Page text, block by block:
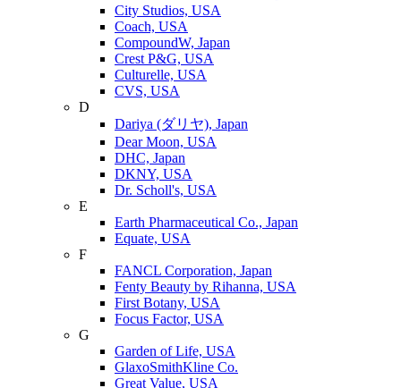
City Studios, USA
Coach, USA
CompoundW, Japan
Crest P&G, USA
Culturelle, USA
CVS, USA
D
Dariya (ダリヤ), Japan
Dear Moon, USA
DHC, Japan
DKNY, USA
Dr. Scholl's, USA
E
Earth Pharmaceutical Co., Japan
Equate, USA
F
FANCL Corporation, Japan
Fenty Beauty by Rihanna, USA
First Botany, USA
Focus Factor, USA
G
Garden of Life, USA
GlaxoSmithKline Co.
Great Value, USA